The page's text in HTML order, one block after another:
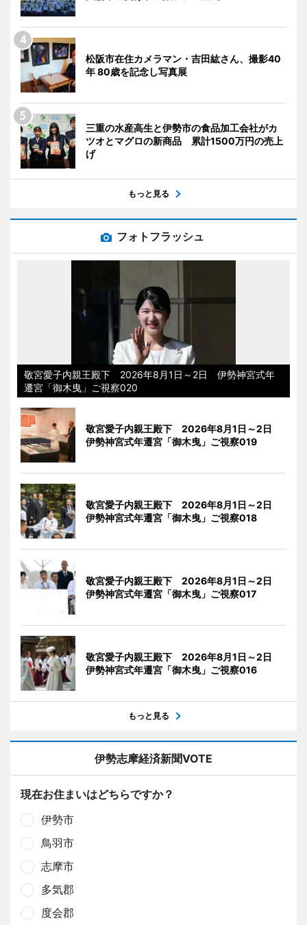
松阪市在住カメラマン・吉田紘さん、撮影40
年 80歳を記念し写真展
三重の水産高生と伊勢市の食品加工会社がカ
ツオとマグロの新商品 累計1500万円の売上
げ
もっと見る
フォトフラッシュ
敬宮愛子内親王殿下 2026年8月1日～2日 伊勢神宮式年
遷宮「御木曳」ご視察020
敬宮愛子内親王殿下 2026年8月1日～2日
伊勢神宮式年遷宮「御木曳」ご視察019
敬宮愛子内親王殿下 2026年8月1日～2日
伊勢神宮式年遷宮「御木曳」ご視察018
敬宮愛子内親王殿下 2026年8月1日～2日
伊勢神宮式年遷宮「御木曳」ご視察017
敬宮愛子内親王殿下 2026年8月1日～2日
伊勢神宮式年遷宮「御木曳」ご視察016
もっと見る
伊勢志摩経済新聞VOTE
現在お住まいはどちらですか？
伊勢市
鳥羽市
志摩市
多気郡
度会郡